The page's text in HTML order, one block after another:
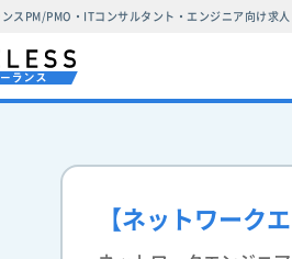
スPM/PMO・ITコンサルタント・エンジニア向け求人
【ネットワーク